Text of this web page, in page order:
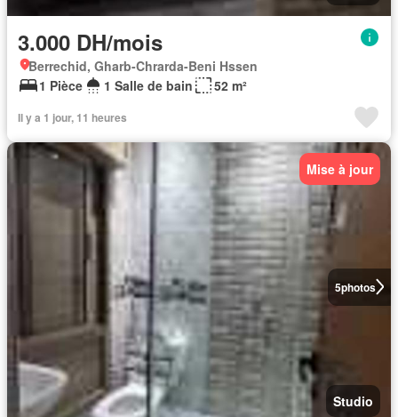
3.000 DH/mois
Berrechid, Gharb-Chrarda-Beni Hssen
1 Pièce
1 Salle de bain 52 m²
Il y a 1 jour, 11 heures
5photos
Mise à jour
Studio